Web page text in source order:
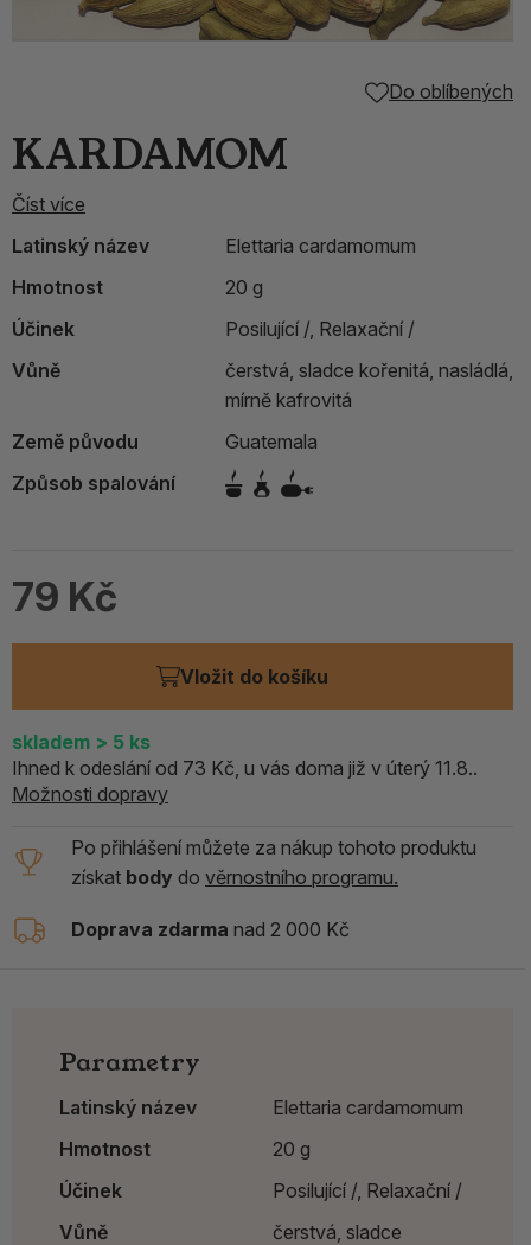
Do oblíbených
KARDAMOM
Číst více
Latinský název
Elettaria cardamomum
Hmotnost
20 g
Účinek
Posilující /, Relaxační /
Vůně
čerstvá, sladce kořenitá, nasládlá,
mírně kafrovitá
Země původu
Guatemala
Způsob spalování
79 Kč
Vložit do košíku
skladem > 5 ks
Ihned k odeslání od 73 Kč, u vás doma již v úterý 11.8..
Možnosti dopravy
Po přihlášení můžete za nákup tohoto produktu
získat body do věrnostního programu.
Doprava zdarma nad 2 000 Kč
Parametry
Latinský název
Elettaria cardamomum
Hmotnost
20 g
Účinek
Posilující /, Relaxační /
Vůně
čerstvá, sladce